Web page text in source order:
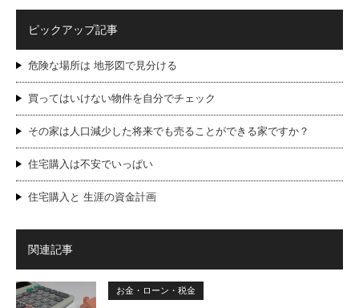
ピックアップ記事
危険な場所は 地形図で見分ける
買ってはいけない物件を自分でチェック
その家は人口減少した将来でも売ることができる家ですか？
住宅購入は不安でいっぱい
住宅購入と 生涯の資金計画
関連記事
お金・ローン・税金